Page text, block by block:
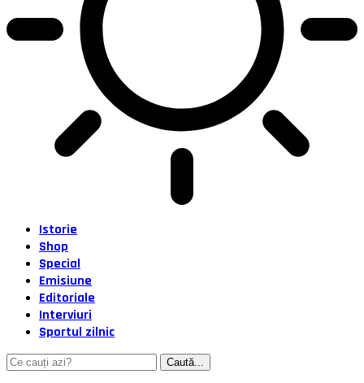
Istorie
Shop
Special
Emisiune
Editoriale
Interviuri
Sportul zilnic